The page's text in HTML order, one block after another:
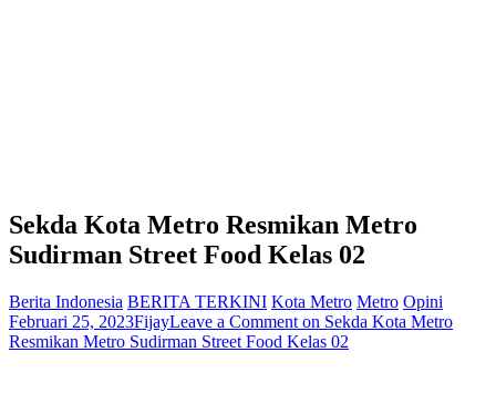
Sekda Kota Metro Resmikan Metro
Sudirman Street Food Kelas 02
Berita Indonesia BERITA TERKINI Kota Metro Metro Opini
Februari 25, 2023FijayLeave a Comment on Sekda Kota Metro
Resmikan Metro Sudirman Street Food Kelas 02